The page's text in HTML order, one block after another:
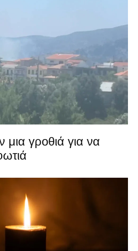
μια γροθιά για να